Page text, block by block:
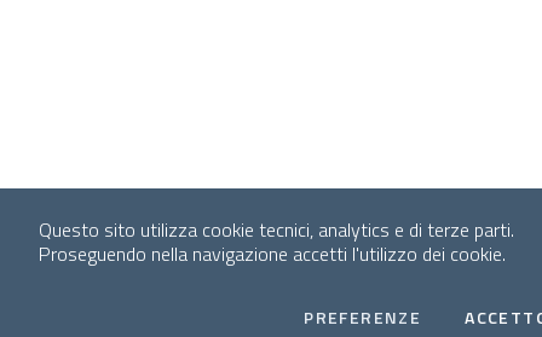
Questo sito utilizza cookie tecnici, analytics e di terze parti.
Proseguendo nella navigazione accetti l'utilizzo dei cookie.
PREFERENZE COOKIES